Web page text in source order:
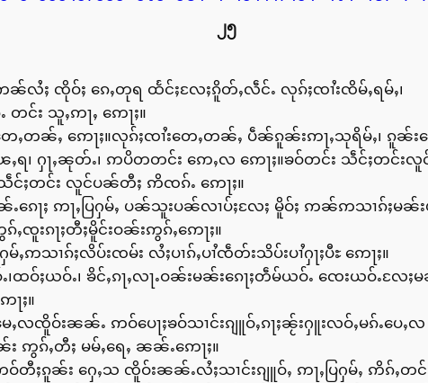
၂၅
ၼ်လႆႈ ၸိုဝ်ႈ ၵေႇတုရ ထႅင်ႈလႄႈၵိူတ်ႇလဵင်ႉ လုၵ်ႈၸၢႆးၸိမ်ႇရမ်ႇ၊
င်း သူႇဢႃႇ ဢေႃႈ။
ေႇတၼ်ႇ ဢေႃႈ။လုၵ်ႈၸၢႆးတေႇတၼ်ႇ ပဵၼ်ၵူၼ်းဢႃႇသုရိမ်ႇ၊ ၵူၼ်း
ႇရ၊ ႁႃႇၼုတ်ႉ၊ ဢပိတတင်း ဢေႇလ ဢေႃႈ။ၶဝ်တင်း သဵင်ႈတင်းလူ
သဵင်ႈတင်း လူင်ပၼ်တီႈ ဢိၸၵ်ႉ ဢေႃႈ။
ေႃႈ ဢႃႇပြႁမ်ႇ ပၼ်သူးပၼ်လၢပ်ႈလႄႈ မိူဝ်ႈ ဢၼ်ဢသၢၵ်ႈမၼ်
ၸူးၵႃႈတီႈမိူင်းဝၼ်းဢွၵ်ႇဢေႃႈ။
ႇဢသၢၵ်ႈလိပ်းၸမ်း လႆႈပၢၵ်ႇပၢႆၸဵတ်းသိပ်းပၢႆႁႃႈပီႊ ဢေႃႈ။
ဝ်ႈယဝ်ႉ၊ ၶိင်ႇၵႃႇလႃႉဝၼ်းမၼ်းၵေႃႈတဵမ်ယဝ်ႉ ၸေးယဝ်ႉလႄ
ႈ။
ၸိူဝ်းၼၼ်ႉ ဢဝ်ပေႃႈၶဝ်သၢင်းၵျူဝ်ႇၵႃႈၼႂ်းႁူးလဝ်ႇမၵ်ႉပေ
း ဢွၵ်ႇတီႈ မမ်ႇရေႇ ၼၼ်ႉဢေႃႈ။
တီႈၵူၼ်း ႁေႇသ ၸိူဝ်းၼၼ်ႉလႆႈသၢင်းၵျူဝ်ႇ ဢႃႇပြႁမ်ႇ ဢိၵ်ႇတင်း